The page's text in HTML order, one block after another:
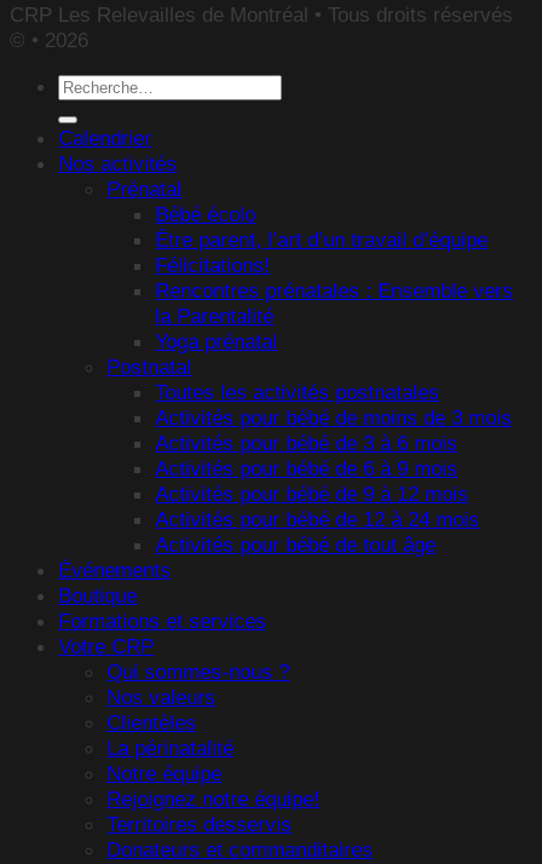
CRP Les Relevailles de Montréal • Tous droits réservés
© • 2026
Recherche
pour :
Calendrier
Nos activités
Prénatal
Bébé écolo
Être parent, l’art d’un travail d’équipe
Félicitations!
Rencontres prénatales : Ensemble vers
la Parentalité
Yoga prénatal
Postnatal
Toutes les activités postnatales
Activités pour bébé de moins de 3 mois
Activités pour bébé de 3 à 6 mois
Activités pour bébé de 6 à 9 mois
Activités pour bébé de 9 à 12 mois
Activités pour bébé de 12 à 24 mois
Activités pour bébé de tout âge
Événements
Boutique
Formations et services
Votre CRP
Qui sommes-nous ?
Nos valeurs
Clientèles
La périnatalité
Notre équipe
Rejoignez notre équipe!
Territoires desservis
Donateurs et commanditaires